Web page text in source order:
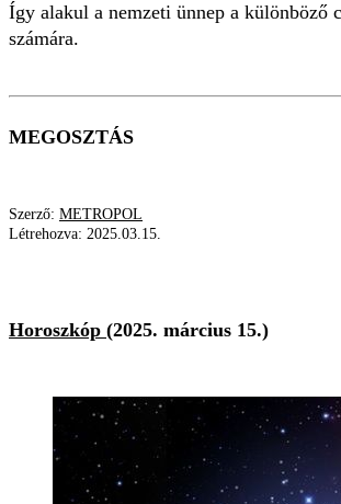
Így alakul a nemzeti ünnep a különböző
számára.
MEGOSZTÁS
Szerző: METROPOL
Létrehozva: 2025.03.15.
Horoszkóp (2025. március 15.)